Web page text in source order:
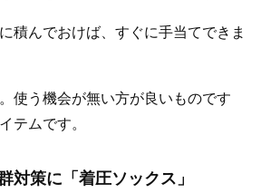
積んでおけば、すぐに手当てできま
使う機会が無い方が良いものです
テムです。
対策に「着圧ソックス」